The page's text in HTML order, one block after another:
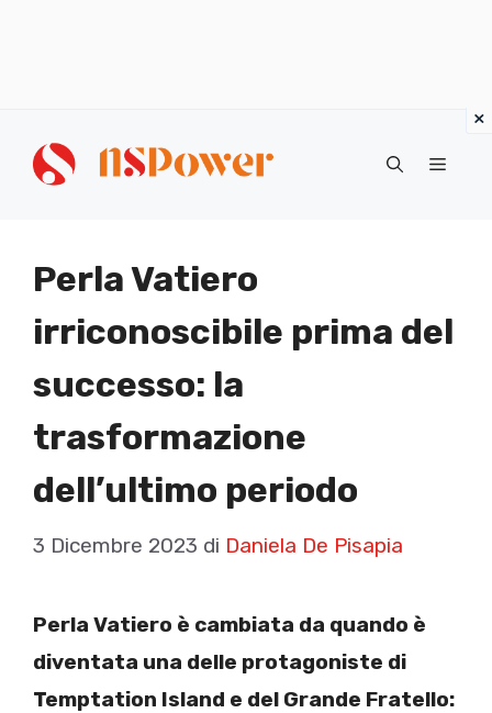
Menu
Perla Vatiero
irriconoscibile prima del
successo: la
trasformazione
dell’ultimo periodo
3 Dicembre 2023 di Daniela De Pisapia
Perla Vatiero è cambiata da quando è
diventata una delle protagoniste di
Temptation Island e del Grande Fratello: